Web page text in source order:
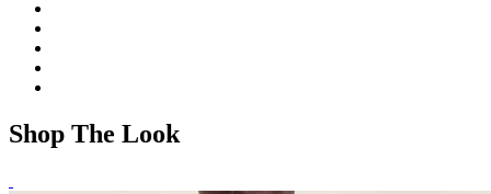
Shop The Look